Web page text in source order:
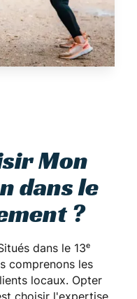
Mon
dans le
?
dans le 13ᵉ
comprenons les
locaux. Opter